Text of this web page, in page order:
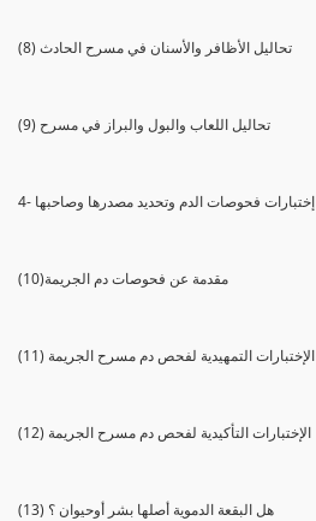
(8) تحاليل الأظافر والأسنان في مسرح الحادث
(9) تحاليل اللعاب والبول والبراز في مسرح
4- إختبارات فحوصات الدم وتحديد مصدرها وصاحبها
(10)مقدمة عن فحوصات دم الجريمة
(11) الإختبارات التمهيدية لفحص دم مسرح الجريمة
(12) الإختبارات التأكيدية لفحص دم مسرح الجريمة
(13) هل البقعة الدموية أصلها بشر أوحيوان ؟